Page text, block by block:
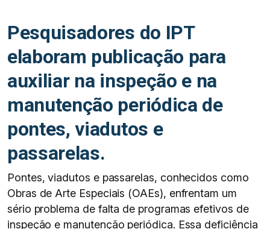
Pesquisadores do IPT
elaboram publicação para
auxiliar na inspeção e na
manutenção periódica de
pontes, viadutos e
passarelas.
Pontes, viadutos e passarelas, conhecidos como
Obras de Arte Especiais (OAEs), enfrentam um
sério problema de falta de programas efetivos de
inspeção e manutenção periódica. Essa deficiência